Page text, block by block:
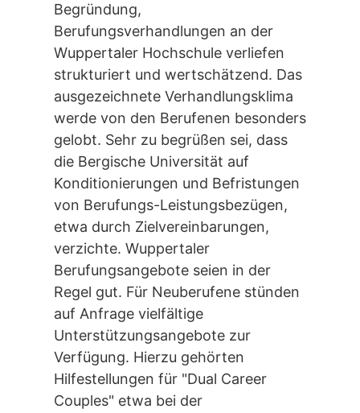
Begründung,
Berufungsverhandlungen an der
Wuppertaler Hochschule verliefen
strukturiert und wertschätzend. Das
ausgezeichnete Verhandlungsklima
werde von den Berufenen besonders
gelobt. Sehr zu begrüßen sei, dass
die Bergische Universität auf
Konditionierungen und Befristungen
von Berufungs-Leistungsbezügen,
etwa durch Zielvereinbarungen,
verzichte. Wuppertaler
Berufungsangebote seien in der
Regel gut. Für Neuberufene stünden
auf Anfrage vielfältige
Unterstützungsangebote zur
Verfügung. Hierzu gehörten
Hilfestellungen für "Dual Career
Couples" etwa bei der